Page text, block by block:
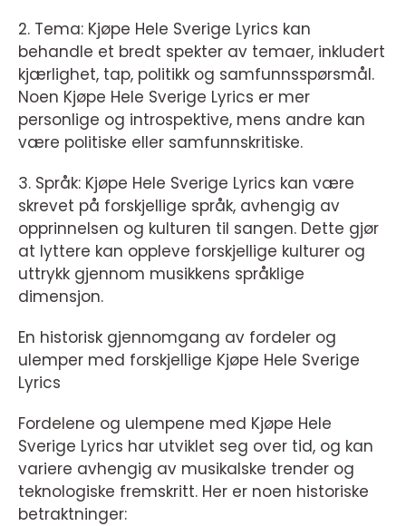
2. Tema: Kjøpe Hele Sverige Lyrics kan
behandle et bredt spekter av temaer, inkludert
kjærlighet, tap, politikk og samfunnsspørsmål.
Noen Kjøpe Hele Sverige Lyrics er mer
personlige og introspektive, mens andre kan
være politiske eller samfunnskritiske.
3. Språk: Kjøpe Hele Sverige Lyrics kan være
skrevet på forskjellige språk, avhengig av
opprinnelsen og kulturen til sangen. Dette gjør
at lyttere kan oppleve forskjellige kulturer og
uttrykk gjennom musikkens språklige
dimensjon.
En historisk gjennomgang av fordeler og
ulemper med forskjellige Kjøpe Hele Sverige
Lyrics
Fordelene og ulempene med Kjøpe Hele
Sverige Lyrics har utviklet seg over tid, og kan
variere avhengig av musikalske trender og
teknologiske fremskritt. Her er noen historiske
betraktninger: